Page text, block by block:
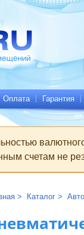
Оплата Гарантия
счетам не
Каталог